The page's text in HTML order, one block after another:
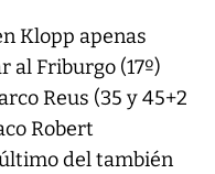
Klopp apenas
al Friburgo (17º)
Reus (35 y 45+2
Robert
del también